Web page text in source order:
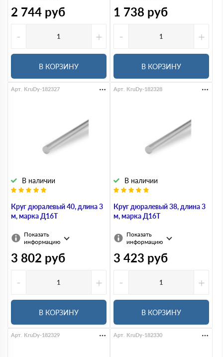
2 744 руб
-
+
В КОРЗИНУ
1 738 руб
-
+
В КОРЗИНУ
Круг дюралевый 40, длина 3
м, марка Д16Т
В наличии
Арт. KruDy-182327
Показать
информацию
3 802 руб
-
+
В КОРЗИНУ
Круг дюралевый 38, длина 3
м, марка Д16Т
В наличии
Арт. KruDy-182328
Показать
информацию
3 423 руб
-
+
В КОРЗИНУ
Арт. KruDy-182329 Арт. KruDy-182330